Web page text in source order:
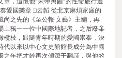
愛國樂章 □云韜 從北京麻煩家庭的
之先的《至公報·文藝》主編，再
上獨一一位中國際地記者，之后廢棄
欖枝，跟隨青年時期的愛國崇奉，決
代以來以中心文史館館長成分為中國
之年把才幹再次傾瀉于翻譯，與他的